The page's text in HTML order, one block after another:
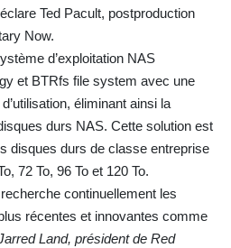
Ted Pacult, postproduction
Now.
d’exploitation NAS
et BTRfs file system avec une
éliminant ainsi la
durs NAS. Cette solution est
disques durs de classe entreprise
72 To, 96 To et 120 To.
continuellement les
récentes et innovantes comme
Land, président de Red